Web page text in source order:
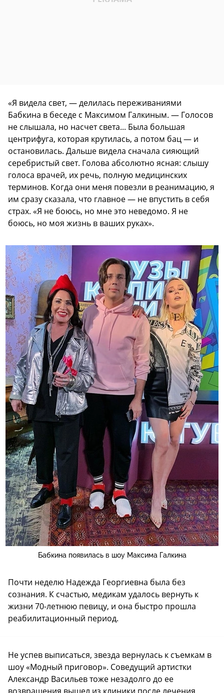
«Я видела свет, — делилась переживаниями
Бабкина в беседе с Максимом Галкиным. — Голосов
не слышала, но насчет света... Была большая
центрифуга, которая крутилась, а потом бац — и
остановилась. Дальше видела сначала сияющий
серебристый свет. Голова абсолютно ясная: слышу
голоса врачей, их речь, полную медицинских
терминов. Когда они меня повезли в реанимацию, я
им сразу сказала, что главное — не впустить в себя
страх. «Я не боюсь, но мне это неведомо. Я не
боюсь, но моя жизнь в ваших руках».
Бабкина появилась в шоу Максима Галкина
Почти неделю Надежда Георгиевна была без
сознания. К счастью, медикам удалось вернуть к
жизни 70-летнюю певицу, и она быстро прошла
реабилитационный период.
Не успев выписаться, звезда вернулась к съемкам в
шоу «Модный приговор». Соведущий артистки
Александр Васильев тоже незадолго до ее